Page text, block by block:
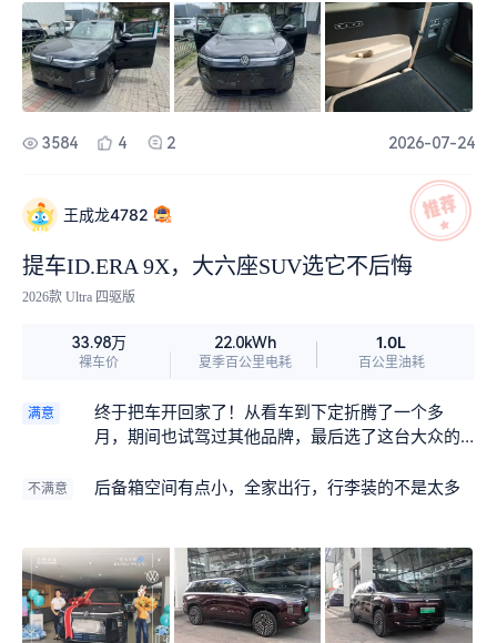
车；第二排的零重力座椅跑长途也不会觉得累，可
以满足全家集体露营出行，现在一台车就能装下所
有装备和全家人，这台车的综合续航在1651km，开
车跨省旅游也会怕的了。
感到累；21寸的轮毂轮胎壁比较薄，郊外的小路容
易出现磕碰，而且刚上市的新车维修价格会比较
贵；另外影音娱乐资源比较少，开长途时娱乐资源
的选择不多，我平时都是开它经常一个人上下班，
所以后排的吸顶大屏长期闲置用不上。
3584 4 2 2026-07-24
王成龙4782
提车ID.ERA 9X，大六座SUV选它不后悔
2026款 Ultra 四驱版
33.98万
裸车价
22.0kWh
夏季百公里电耗
1.0L
百公里油耗
满意
终于把车开回家了！从看车到下定折腾了一个多
月，期间也试驾过其他品牌，最后选了这台大众的
新能源还是新势力厉害，但试完一圈发现，还得是
的时候还准备了鲜花和礼盒，仪式感挺到位，销售
很耐心地讲解各种功能，服务给个好评。而且整个
交车也比较流畅！提车大家都希望顺顺利利的！ 坐
进去第一感觉就是“大”，但开起来完全不像这么大的
不满意 后备箱空间有点小，全家出行，行李装的不是太多